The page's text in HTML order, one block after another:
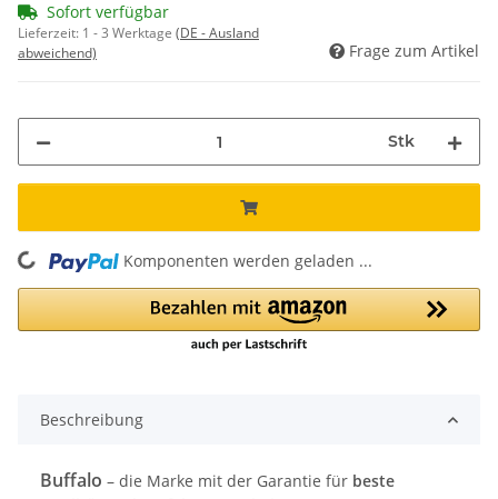
Sofort verfügbar
Lieferzeit: 1 - 3 Werktage (DE - Ausland
abweichend)
Frage zum Artikel
Stk
Loading... Komponenten werden geladen ...
Beschreibung
Buffalo – die Marke mit der Garantie für beste